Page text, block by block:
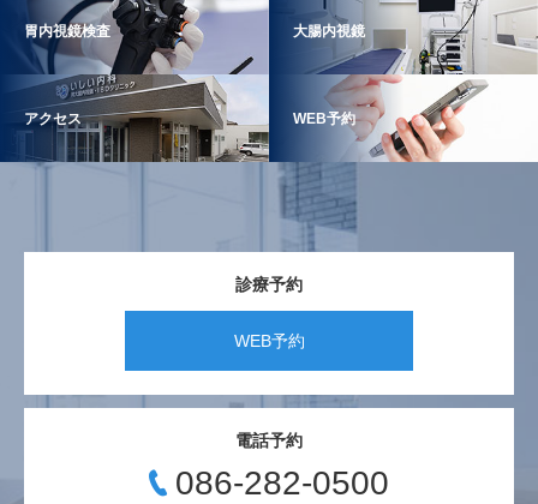
胃内視鏡検査 大腸内視鏡
アクセス WEB予約
診療予約
WEB予約
電話予約
086-282-0500